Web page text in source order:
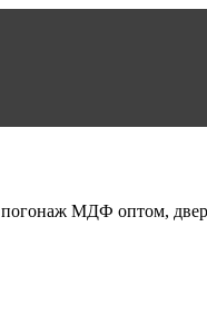
МДФ оптом,